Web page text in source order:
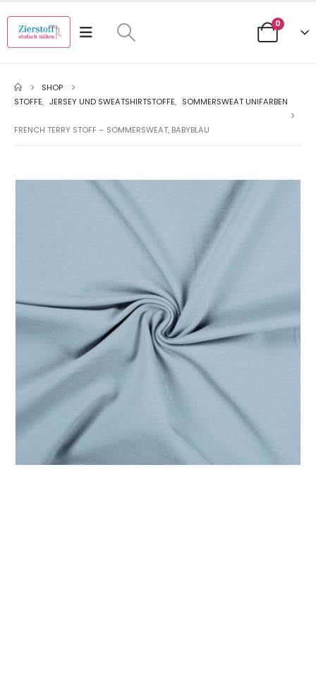
0
SHOP
STOFFE, JERSEY UND SWEATSHIRTSTOFFE, SOMMERSWEAT UNIFARBEN
FRENCH TERRY STOFF – SOMMERSWEAT, BABYBLAU